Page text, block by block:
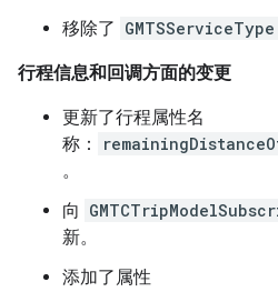
移除了 GMTSServiceType
行程信息和回调方面的变更
更新了行程属性名
称：
。
向
新。
添加了属性